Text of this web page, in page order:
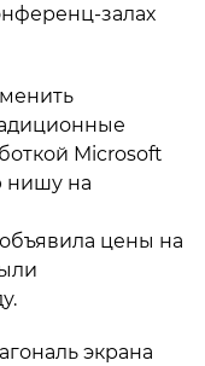
залах
Microsoft
нишу на
цены на
экрана